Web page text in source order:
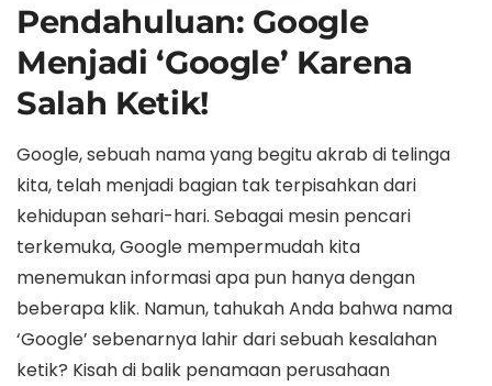
Pendahuluan: Google
Menjadi ‘Google’ Karena
Salah Ketik!
Google, sebuah nama yang begitu akrab di telinga
kita, telah menjadi bagian tak terpisahkan dari
kehidupan sehari-hari. Sebagai mesin pencari
terkemuka, Google mempermudah kita
menemukan informasi apa pun hanya dengan
beberapa klik. Namun, tahukah Anda bahwa nama
‘Google’ sebenarnya lahir dari sebuah kesalahan
ketik? Kisah di balik penamaan perusahaan